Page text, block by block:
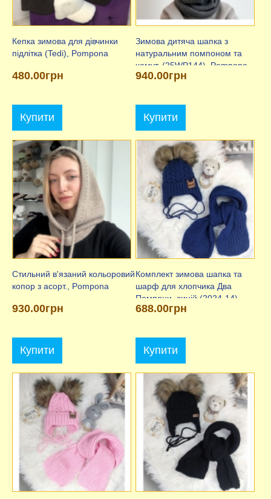
Кепка зимова для дівчинки
підлітка (Tedi), Pompona
480.00грн
Купити
Зимова дитяча шапка з
натуральним помпоном та
хомут, (25WP144), Pompona
940.00грн
Купити
Стильний в'язаний кольоровий
копор з асорт., Pompona
930.00грн
Купити
Комплект зимова шапка та
шарф для хлопчика Два
Помпони, синій (2024-14),
ElLiz
688.00грн
Купити